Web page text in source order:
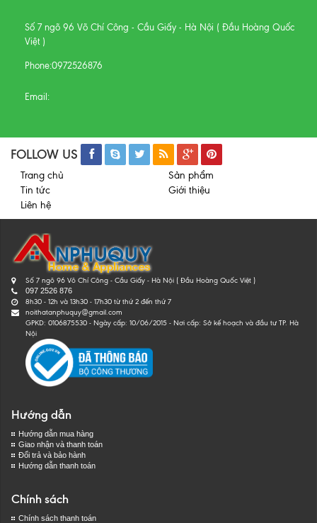
Số 7 ngõ 96 Võ Chí Công - Cầu Giấy - Hà Nội ( Đầu Hoàng Quốc
Việt )
Phone:0972526876
Email:
FOLLOW US
Trang chủ
Sản phẩm
Tin tức
Giới thiệu
Liên hệ
Số 7 ngõ 96 Võ Chí Công - Cầu Giấy - Hà Nội ( Đầu Hoàng Quốc Việt )
097 2526 876
8h30 - 12h và 13h30 - 17h30 từ thứ 2 đến thứ 7
noithatanphuquy@gmail.com
GPKD: 0106875530 - Ngày cấp: 10/06/2015 - Nơi cấp: Sở kế hoạch và đầu tư TP. Hà
Nội
Hướng dẫn
Hướng dẫn mua hàng
Giao nhận và thanh toán
Đổi trả và bảo hành
Hướng dẫn thanh toán
Chính sách
Chính sách thanh toán